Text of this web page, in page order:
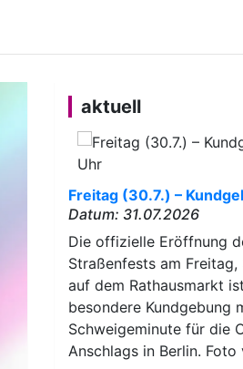
aktuell
Freitag (30.7.) –
Datum: 31.07.2026
Die offizielle Eröffnung
Straßenfests am Freitag,
auf dem Rathausmarkt
besondere Kundgebung
Schweigeminute für die
Anschlags in Berlin.